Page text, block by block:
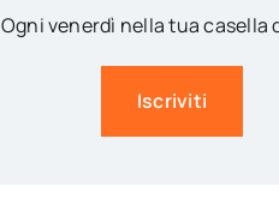
Ogni venerdì nella tua casella
Iscriviti